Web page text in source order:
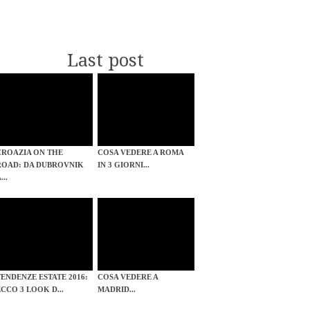
Last post
ON THE
DA DUBROVNIK
COSA VEDERE A ROMA
IN 3 GIORNI...
ESTATE 2016:
3 LOOK D...
COSA VEDERE A
MADRID...